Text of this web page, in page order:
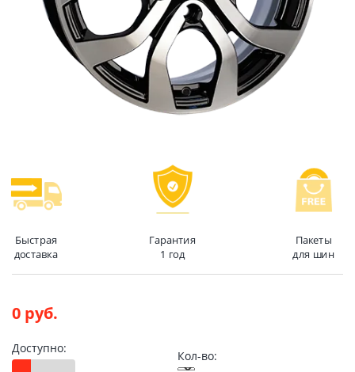
Быстрая
доставка
Гарантия
1 год
Пакеты
для шин
0 руб.
Доступно:
Кол-во: